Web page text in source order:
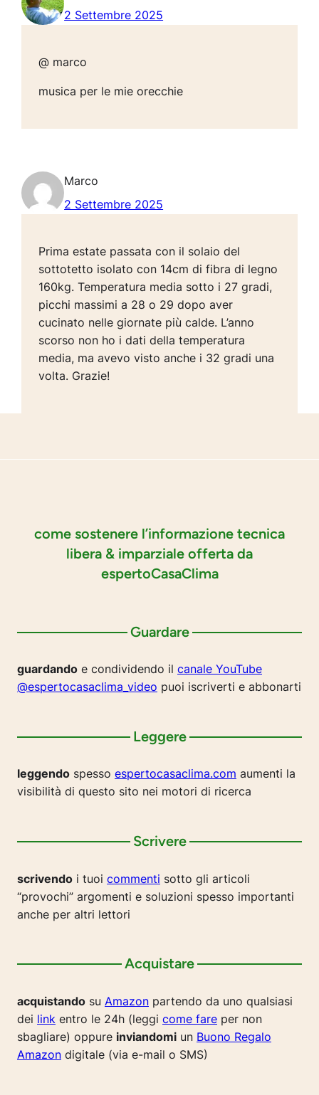
2 Settembre 2025
@ marco
musica per le mie orecchie
Marco
2 Settembre 2025
Prima estate passata con il solaio del
sottotetto isolato con 14cm di fibra di legno
160kg. Temperatura media sotto i 27 gradi,
picchi massimi a 28 o 29 dopo aver
cucinato nelle giornate più calde. L’anno
scorso non ho i dati della temperatura
media, ma avevo visto anche i 32 gradi una
volta. Grazie!
come sostenere l’informazione tecnica
libera & imparziale offerta da
espertoCasaClima
Guardare
guardando e condividendo il canale YouTube
@espertocasaclima_video puoi iscriverti e abbonarti
Leggere
leggendo spesso espertocasaclima.com aumenti la
visibilità di questo sito nei motori di ricerca
Scrivere
scrivendo i tuoi commenti sotto gli articoli
“provochi” argomenti e soluzioni spesso importanti
anche per altri lettori
Acquistare
acquistando su Amazon partendo da uno qualsiasi
dei link entro le 24h (leggi come fare per non
sbagliare) oppure inviandomi un Buono Regalo
Amazon digitale (via e-mail o SMS)